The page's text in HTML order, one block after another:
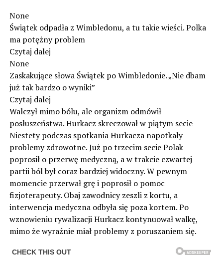
None
Świątek odpadła z Wimbledonu, a tu takie wieści. Polka
ma potężny problem
Czytaj dalej
None
Zaskakujące słowa Świątek po Wimbledonie. „Nie dbam
już tak bardzo o wyniki”
Czytaj dalej
Walczył mimo bólu, ale organizm odmówił
posłuszeństwa. Hurkacz skreczował w piątym secie
Niestety podczas spotkania Hurkacza napotkały
problemy zdrowotne. Już po trzecim secie Polak
poprosił o przerwę medyczną, a w trakcie czwartej
partii ból był coraz bardziej widoczny. W pewnym
momencie przerwał grę i poprosił o pomoc
fizjoterapeuty. Obaj zawodnicy zeszli z kortu, a
interwencja medyczna odbyła się poza kortem. Po
wznowieniu rywalizacji Hurkacz kontynuował walkę,
mimo że wyraźnie miał problemy z poruszaniem się.